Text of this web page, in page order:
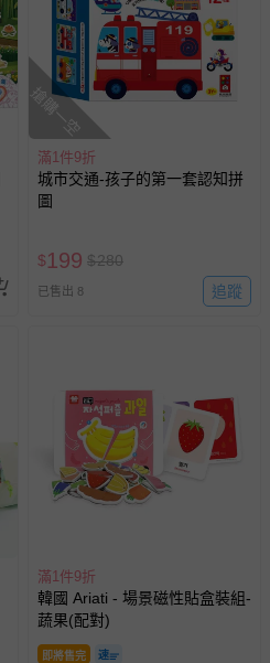
搶購一空
滿1件9折
城市交通-孩子的第一套認知拼
圖
$199 $280
已售出 8 追蹤
滿1件9折
韓國 Ariati - 場景磁性貼盒裝組-
蔬果(配對)
即將售完